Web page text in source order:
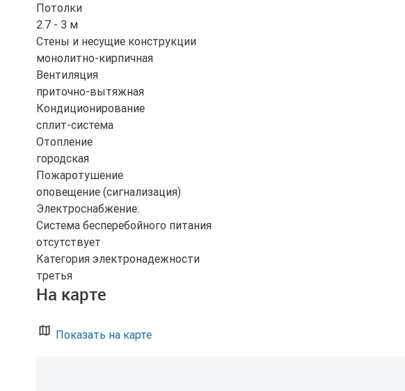
Потолки
2.7 - 3 м
Стены и несущие конструкции
монолитно-кирпичная
Вентиляция
приточно-вытяжная
Кондиционирование
сплит-система
Отопление
городская
Пожаротушение
оповещение (сигнализация)
Электроснабжение:
Система бесперебойного питания
отсутствует
Категория электронадежности
третья
На карте
Показать на карте